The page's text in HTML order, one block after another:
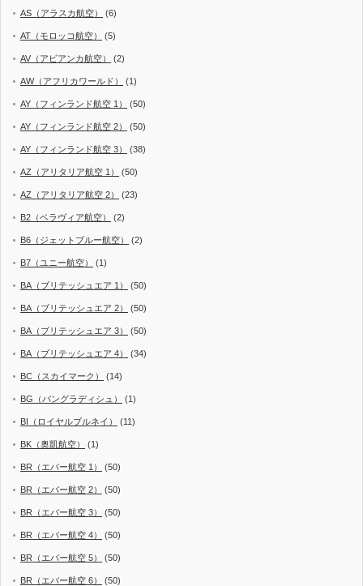
AS（アラスカ航空） (6)
AT（モロッコ航空） (5)
AV（アビアンカ航空） (2)
AW（アフリカワールド） (1)
AY（フィンランド航空 1） (50)
AY（フィンランド航空 2） (50)
AY（フィンランド航空 3） (38)
AZ（アリタリア航空 1） (50)
AZ（アリタリア航空 2） (23)
B2（ベラヴィア航空） (2)
B6（ジェットブルー航空） (2)
B7（ユニー航空） (1)
BA（ブリテッシュエア 1） (50)
BA（ブリテッシュエア 2） (50)
BA（ブリテッシュエア 3） (50)
BA（ブリテッシュエア 4） (34)
BC（スカイマーク） (14)
BG（バングラディシュ） (1)
BI（ロイヤルブルネイ） (11)
BK（奥凱航空） (1)
BR（エバー航空 1） (50)
BR（エバー航空 2） (50)
BR（エバー航空 3） (50)
BR（エバー航空 4） (50)
BR（エバー航空 5） (50)
BR（エバー航空 6） (50)